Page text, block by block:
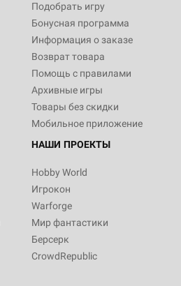
Подобрать игру
Бонусная программа
Информация о заказе
Возврат товара
Помощь с правилами
Архивные игры
Товары без скидки
Мобильное приложение
НАШИ ПРОЕКТЫ
Hobby World
Игрокон
Warforge
Мир фантастики
Берсерк
CrowdRepublic